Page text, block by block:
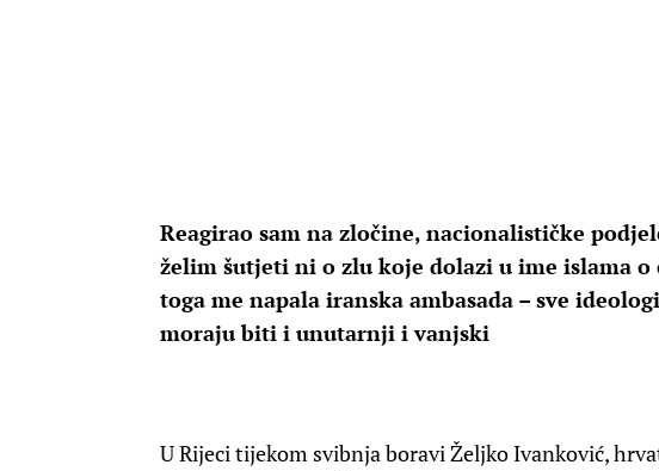
Reagirao sam na zločine, nacionalističke
želim šutjeti ni o zlu koje dolazi u ime islama o
toga me napala iranska ambasada – sve
moraju biti i unutarnji i vanjski
U Rijeci tijekom svibnja boravi Željko Ivanković,